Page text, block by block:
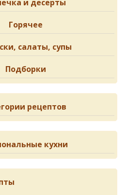
и десерты
Горячее
салаты, супы
Подборки
рецептов
кухни